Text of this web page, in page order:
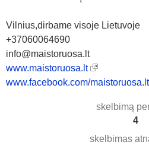
Vilnius,dirbame visoje Lietuvoje
+37060064690
info@maistoruosa.lt
www.maistoruosa.lt
www.facebook.com/maistoruosa.lt
skelbimą
4
skelbimas